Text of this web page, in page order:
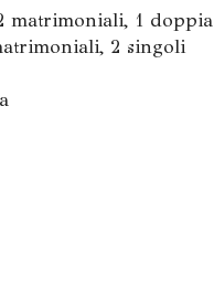
matrimoniali, 1 doppia
2 singoli